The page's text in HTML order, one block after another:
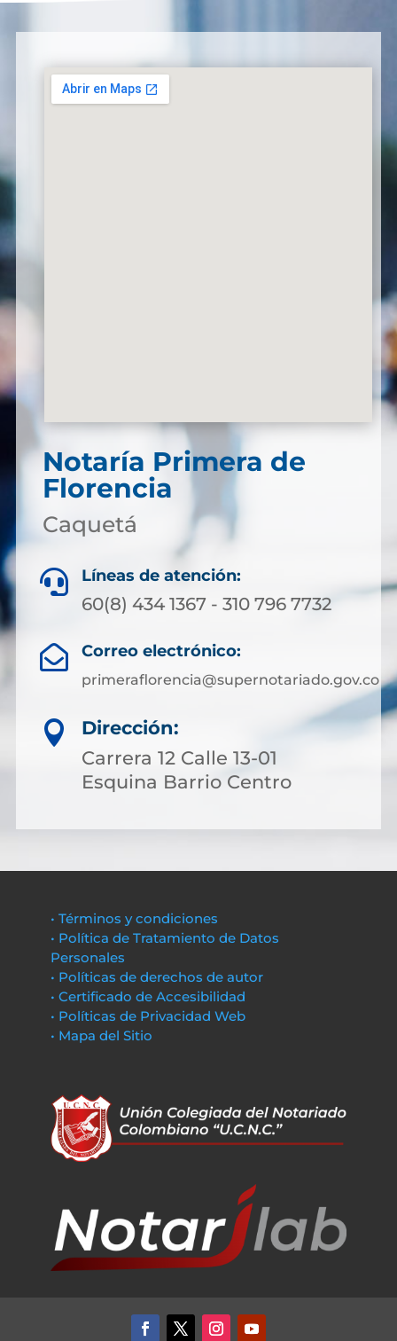
Notaría Primera de
Florencia
Caquetá
 Líneas de atención:
60(8) 434 1367 - 310 796 7732
 Correo electrónico:
primeraflorencia@supernotariado.gov.co

Dirección:
Carrera 12 Calle 13-01
Esquina Barrio Centro
• Términos y condiciones
• Política de Tratamiento de Datos
Personales
• Políticas de derechos de autor
• Certificado de Accesibilidad
• Políticas de Privacidad Web
• Mapa del Sitio